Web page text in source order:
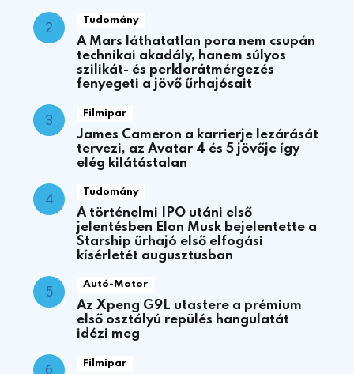
Tudomány
A Mars láthatatlan pora nem csupán
technikai akadály, hanem súlyos
szilikát- és perklorátmérgezés
fenyegeti a jövő űrhajósait
Filmipar
James Cameron a karrierje lezárását
tervezi, az Avatar 4 és 5 jövője így
elég kilátástalan
Tudomány
A történelmi IPO utáni első
jelentésben Elon Musk bejelentette a
Starship űrhajó első elfogási
kísérletét augusztusban
Autó-Motor
Az Xpeng G9L utastere a prémium
első osztályú repülés hangulatát
idézi meg
Filmipar